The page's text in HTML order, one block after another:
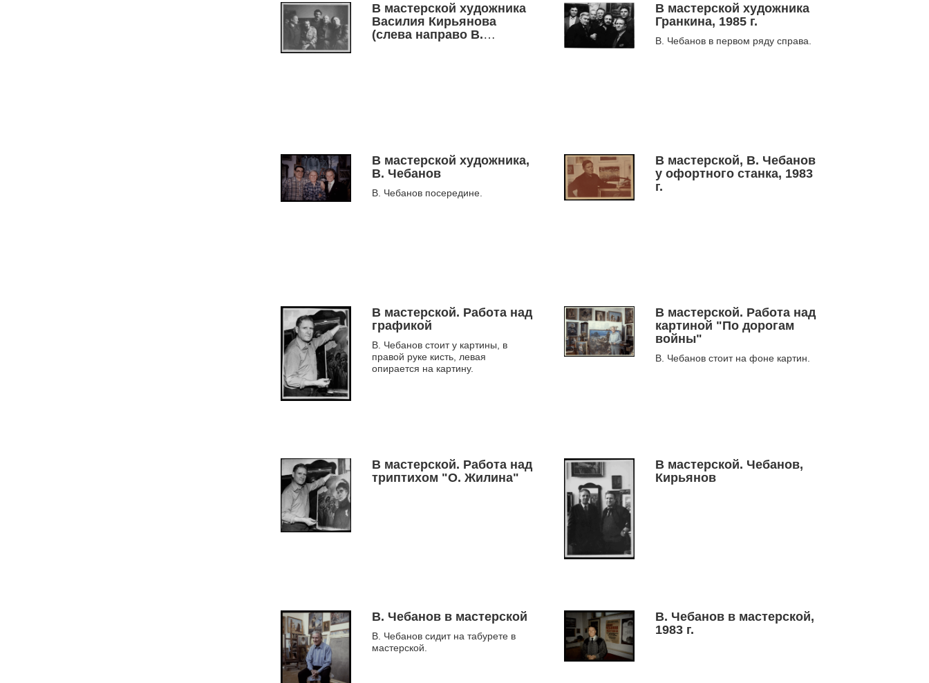
В мастерской художника
Василия Кирьянова
(слева направо В.
В мастерской художника
Гранкина, 1985 г.
В. Чебанов в первом ряду справа.
В мастерской художника,
В. Чебанов
В. Чебанов посередине.
В мастерской, В. Чебанов
у офортного станка, 1983
г.
В мастерской. Работа над
графикой
В. Чебанов стоит у картины, в
правой руке кисть, левая
опирается на картину.
В мастерской. Работа над
картиной "По дорогам
войны"
В. Чебанов стоит на фоне картин.
В мастерской. Работа над
триптихом "О. Жилина"
В мастерской. Чебанов,
Кирьянов
В. Чебанов в мастерской
В. Чебанов сидит на табурете в
мастерской.
В. Чебанов в мастерской,
1983 г.